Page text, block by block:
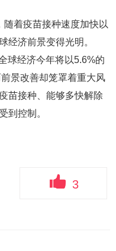
着疫苗接种速度加快以
经济前景变得光明。
球经济今年将以5.6%的
景改善却笼罩着重大风
苗接种、能够多快解除
到控制。
3